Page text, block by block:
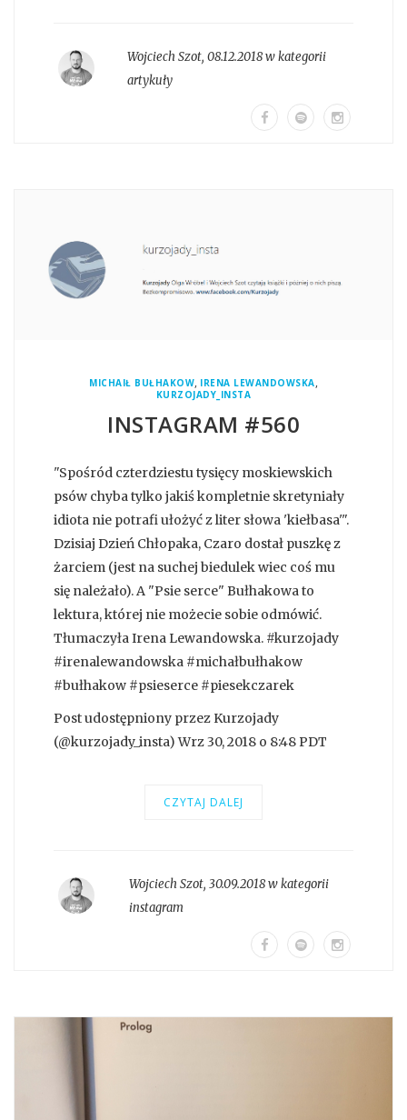
Wojciech Szot, 08.12.2018 w kategorii
artykuły
MICHAIŁ BUŁHAKOW, IRENA LEWANDOWSKA,
KURZOJADY_INSTA
INSTAGRAM #560
"Spośród czterdziestu tysięcy moskiewskich
psów chyba tylko jakiś kompletnie skretyniały
idiota nie potrafi ułożyć z liter słowa 'kiełbasa'".
Dzisiaj Dzień Chłopaka, Czaro dostał puszkę z
żarciem (jest na suchej biedulek wiec coś mu
się należało). A "Psie serce" Bułhakowa to
lektura, której nie możecie sobie odmówić.
Tłumaczyła Irena Lewandowska. #kurzojady
#irenalewandowska #michałbułhakow
#bułhakow #psieserce #piesekczarek
Post udostępniony przez Kurzojady
(@kurzojady_insta) Wrz 30, 2018 o 8:48 PDT
CZYTAJ DALEJ
Wojciech Szot, 30.09.2018 w kategorii
instagram